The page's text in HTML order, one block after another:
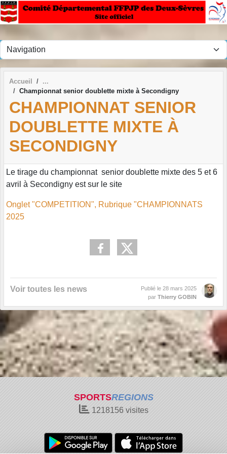
Accueil
Championnat senior doublette mixte à Secondigny
CHAMPIONNAT SENIOR
DOUBLETTE MIXTE À
SECONDIGNY
Le tirage du championnat senior doublette mixte des 5 et 6
avril à Secondigny est sur le site
Onglet "COMPETITION", Rubrique "CHAMPIONNATS
2025
Voir toutes les news Publié le 28 mars 2025
par Thierry GOBIN
SPORTSREGIONS
1218156 visites
Panneau de gestion des cookies